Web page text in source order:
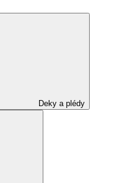
Deky a plédy